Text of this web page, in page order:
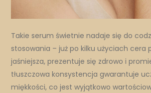
Takie serum świetnie nadaje się do
stosowania – już po kilku użyciach cera
jaśniejsza, prezentuje się zdrowo i
tłuszczowa konsystencja gwarantuje
miękkości, co jest wyjątkowo